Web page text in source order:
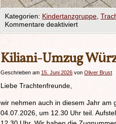
Kategorien: Kindertanzgruppe
Kommentare deaktiviert
Kiliani-Umzug
Geschrieben am 15. Juni 2026 von Oliver Brust
Liebe Trachtenfreunde,
wir nehmen auch in diesem Jahr am
04.07.2026, um 12.30 Uhr teil.